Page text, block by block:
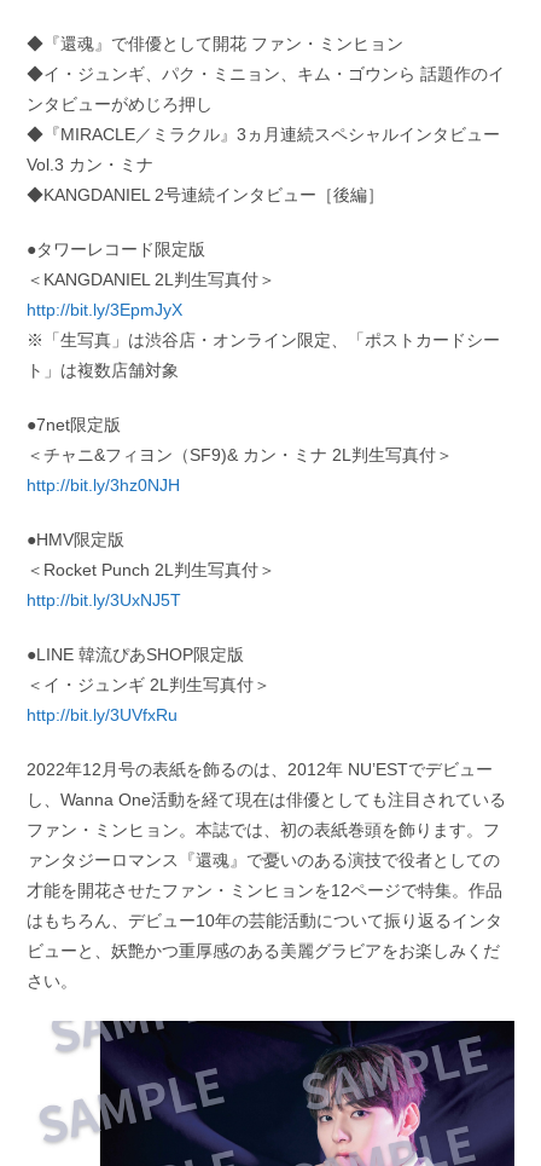
◆『還魂』で俳優として開花 ファン・ミンヒョン
◆イ・ジュンギ、パク・ミニョン、キム・ゴウンら 話題作のイ
ンタビューがめじろ押し
◆『MIRACLE／ミラクル』3ヵ月連続スペシャルインタビュー
Vol.3 カン・ミナ
◆KANGDANIEL 2号連続インタビュー［後編］
●タワーレコード限定版
＜KANGDANIEL 2L判生写真付＞
http://bit.ly/3EpmJyX
※「生写真」は渋谷店・オンライン限定、「ポストカードシー
ト」は複数店舗対象
●7net限定版
＜チャニ&フィヨン（SF9)& カン・ミナ 2L判生写真付＞
http://bit.ly/3hz0NJH
●HMV限定版
＜Rocket Punch 2L判生写真付＞
http://bit.ly/3UxNJ5T
●LINE 韓流ぴあSHOP限定版
＜イ・ジュンギ 2L判生写真付＞
http://bit.ly/3UVfxRu
2022年12月号の表紙を飾るのは、2012年 NU’ESTでデビュー
し、Wanna One活動を経て現在は俳優としても注目されている
ファン・ミンヒョン。本誌では、初の表紙巻頭を飾ります。フ
ァンタジーロマンス『還魂』で憂いのある演技で役者としての
才能を開花させたファン・ミンヒョンを12ページで特集。作品
はもちろん、デビュー10年の芸能活動について振り返るインタ
ビューと、妖艶かつ重厚感のある美麗グラビアをお楽しみくだ
さい。